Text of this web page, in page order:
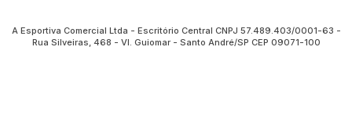
A Esportiva Comercial Ltda - Escritório Central CNPJ 57.489.403/0001-63 -
Rua Silveiras, 468 - Vl. Guiomar - Santo André/SP CEP 09071-100